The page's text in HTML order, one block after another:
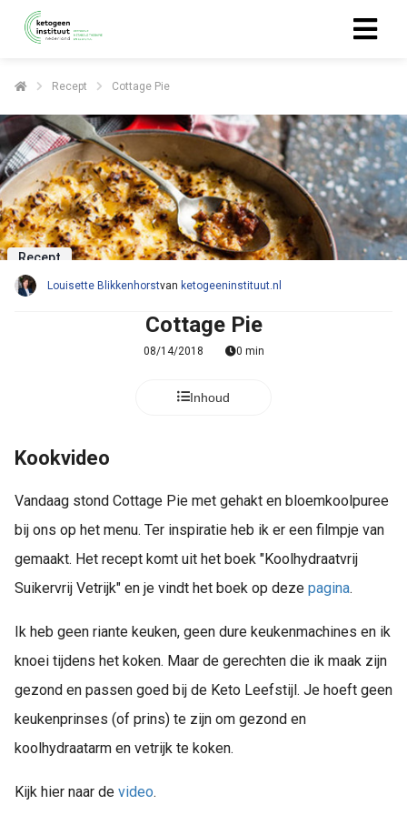
Recept Cottage Pie
Recept
Louisette Blikkenhorstvan ketogeeninstituut.nl
Cottage Pie
08/14/2018 0 min
Inhoud
Kookvideo
Vandaag stond Cottage Pie met gehakt en bloemkoolpuree
bij ons op het menu. Ter inspiratie heb ik er een filmpje van
gemaakt. Het recept komt uit het boek "Koolhydraatvrij
Suikervrij Vetrijk" en je vindt het boek op deze pagina.
Ik heb geen riante keuken, geen dure keukenmachines en ik
knoei tijdens het koken. Maar de gerechten die ik maak zijn
gezond en passen goed bij de Keto Leefstijl. Je hoeft geen
keukenprinses (of prins) te zijn om gezond en
koolhydraatarm en vetrijk te koken.
Kijk hier naar de video.
policy
zijn
om
om
over
van
gebruikt